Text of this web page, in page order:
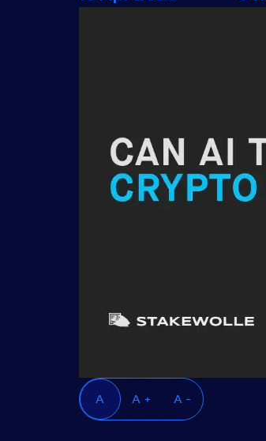
A A + A -